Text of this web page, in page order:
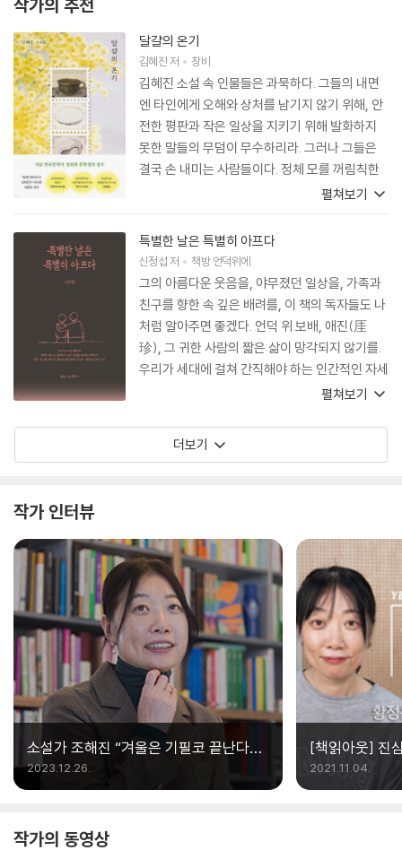
작가의 추천
달걀의 온기
김혜진저 창비
김혜진 소설 속 인물들은 과묵하다. 그들의 내면
엔 타인에게 오해와 상처를 남기지 않기 위해, 안
전한 평판과 작은 일상을 지키기 위해 발화하지
못한 말들의 무덤이 무수하리라. 그러나 그들은
결국 손 내미는 사람들이다. 정체 모를 꺼림칙한
사내에게, 길에서 추위에 떨고 있는 아이에게, 심
인연에게. 생색 없이, 불안과 억울함을 감수한 채,
결국 빈손으로 돌아서리란 걸 예감함에도. 대신
그들은 패배와 낙오로 점철된 자신의 삶을 돌아보
며 손을 잡을 자격을 스스로 찾아간다. 관심은 병
으로 취급받고 손해는 죄가 되는 세상에서 김혜진
이 꾸준히 보여주는 그 과묵한 선의는 소심함을
뛰어넘는다. 곧음이고 순수이며, 나아가 사람을
향한 애정이다. 오랫동안 김혜진 소설을 따라 읽
어오며 그가 직조해낸 우직한 인물들에게 위로받
았다. 『달걀의 온기』는 그가 가닿은 문학이 얼마
나 소박하게 빛나는지를 다시 한번 증명해 보인
펼쳐보기
특별한 날은 특별히 아프다
신정섭저 책방 언덕위에
그의 아름다운 웃음을, 야무졌던 일상을, 가족과
친구를 향한 속 깊은 배려를, 이 책의 독자들도 나
처럼 알아주면 좋겠다. 언덕 위 보배, 애진(厓
珍), 그 귀한 사람의 짧은 삶이 망각되지 않기를.
우리가 세대에 걸쳐 간직해야 하는 인간적인 자세
는 기억하고 함께 울어주는 것, 바로 그것임을 되
펼쳐보기
더보기
작가 인터뷰
소설가 조해진 “겨울은 기필코 끝난다는
말”
2023.12.26.
[책읽아웃] 진
있구나 (G. 조
2021.11.04.
작가의 동영상